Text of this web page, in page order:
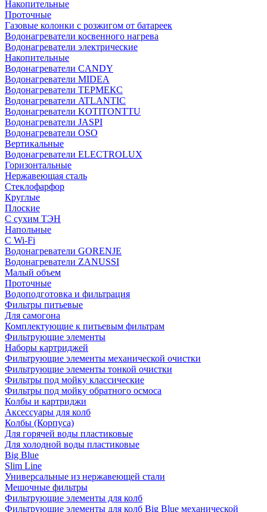
Накопительные
Проточные
Газовые колонки с розжигом от батареек
Водонагреватели косвенного нагрева
Водонагреватели электрические
Накопительные
Водонагреватели CANDY
Водонагреватели MIDEA
Водонагреватели ТЕРМЕКС
Водонагреватели ATLANTIC
Водонагреватели KOTITONTTU
Водонагреватели JASPI
Водонагреватели OSO
Вертикальные
Водонагреватели ELECTROLUX
Горизонтальные
Нержавеющая сталь
Стеклофарфор
Круглые
Плоские
С сухим ТЭН
Напольные
С Wi-Fi
Водонагреватели GORENJE
Водонагреватели ZANUSSI
Малый объем
Проточные
Водоподготовка и фильтрация
Фильтры питьевые
Для самогона
Комплектующие к питьевым фильтрам
Фильтрующие элементы
Наборы картриджей
Фильтрующие элементы механической очистки
Фильтрующие элементы тонкой очистки
Фильтры под мойку классические
Фильтры под мойку обратного осмоса
Колбы и картриджи
Аксессуары для колб
Колбы (Корпуса)
Для горячей воды пластиковые
Для холодной воды пластиковые
Big Blue
Slim Line
Универсальные из нержавеющей стали
Мешочные фильтры
Фильтрующие элементы для колб
Фильтрующие элементы для колб Big Blue механической